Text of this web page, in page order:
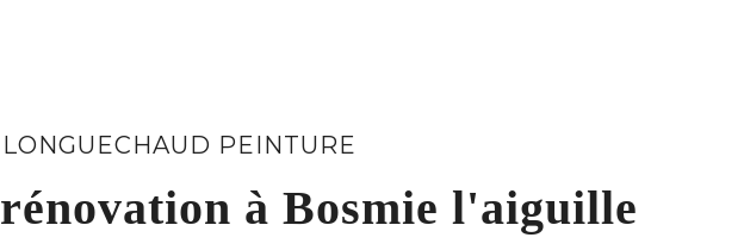
LONGUECHAUD PEINTURE
rénovation à Bosmie l'aiguille